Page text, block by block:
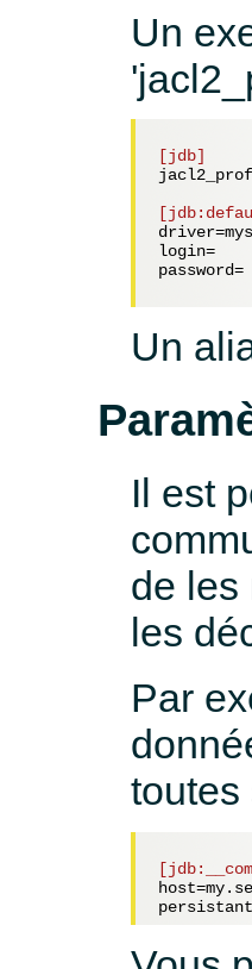
Un
[jdb]
driver=
login=
password=
Un
Il est
de les
les
Par
toutes
host=